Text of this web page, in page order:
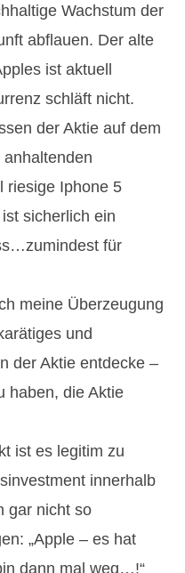
Wachstum der
abflauen. Der alte
ist aktuell
schläft nicht.
der Aktie auf dem
riesige Iphone 5
sicherlich ein
für
meine Überzeugung
und
der Aktie entdecke –
haben, die Aktie
ist es legitim zu
innerhalb
gar nicht so
„Apple – es hat
dann mal weg…!“